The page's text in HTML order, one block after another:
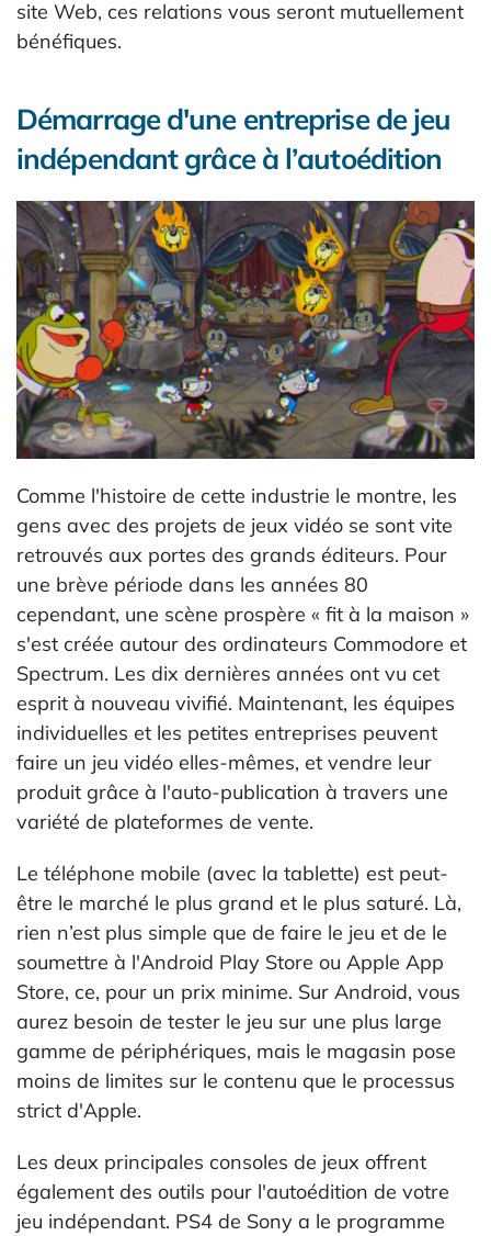
site Web, ces relations vous seront mutuellement
bénéfiques.
Démarrage d'une entreprise de jeu
indépendant grâce à l’autoédition
Comme l'histoire de cette industrie le montre, les
gens avec des projets de jeux vidéo se sont vite
retrouvés aux portes des grands éditeurs. Pour
une brève période dans les années 80
cependant, une scène prospère « fit à la maison »
s'est créée autour des ordinateurs Commodore et
Spectrum. Les dix dernières années ont vu cet
esprit à nouveau vivifié. Maintenant, les équipes
individuelles et les petites entreprises peuvent
faire un jeu vidéo elles-mêmes, et vendre leur
produit grâce à l'auto-publication à travers une
variété de plateformes de vente.
Le téléphone mobile (avec la tablette) est peut-
être le marché le plus grand et le plus saturé. Là,
rien n’est plus simple que de faire le jeu et de le
soumettre à l'Android Play Store ou Apple App
Store, ce, pour un prix minime. Sur Android, vous
aurez besoin de tester le jeu sur une plus large
gamme de périphériques, mais le magasin pose
moins de limites sur le contenu que le processus
strict d'Apple.
Les deux principales consoles de jeux offrent
également des outils pour l'autoédition de votre
jeu indépendant. PS4 de Sony a le programme